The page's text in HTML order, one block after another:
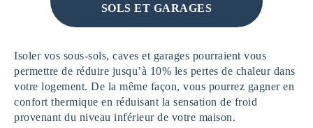
SOLS ET GARAGES
Isoler vos sous-sols, caves et garages pourraient vous
permettre de réduire jusqu’à 10% les pertes de chaleur dans
votre logement. De la même façon, vous pourrez gagner en
confort thermique en réduisant la sensation de froid
provenant du niveau inférieur de votre maison.